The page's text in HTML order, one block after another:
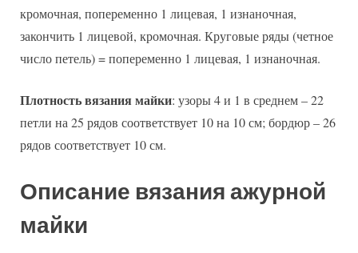
кромочная, попеременно 1 лицевая, 1 изнаночная,
закончить 1 лицевой, кромочная. Круговые ряды (четное
число петель) = попеременно 1 лицевая, 1 изнаночная.
Плотность вязания майки: узоры 4 и 1 в среднем – 22
петли на 25 рядов соответствует 10 на 10 см; бордюр – 26
рядов соответствует 10 см.
Описание вязания ажурной
майки